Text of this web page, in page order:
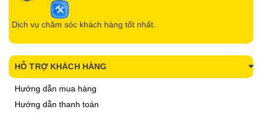
Dịch vụ chăm sóc khách hàng tốt nhất.
HỖ TRỢ KHÁCH HÀNG
Hướng dẫn mua hàng
Hướng dẫn thanh toán